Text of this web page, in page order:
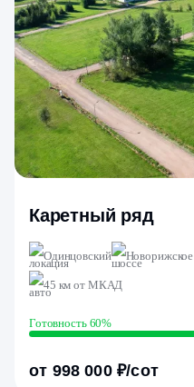
Каретный ряд
Одинцовский Новорижское
45 км от МКАД
Готовность 60%
от 998 000 ₽/сот